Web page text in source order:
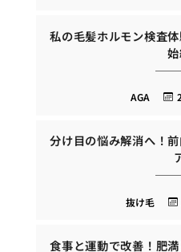
私の毛髪ホルモン検査
AGA
分け目の悩み解消へ！
抜け毛
食事と運動で改善！肥